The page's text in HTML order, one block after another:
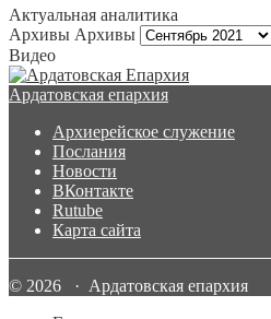
Актуальная аналитика
Архивы Архивы
Видео
Ардатовская епархия
Архиерейское служение
Послания
Новости
ВКонтакте
Rutube
Карта сайта
© 2026 · Ардатовская епархия